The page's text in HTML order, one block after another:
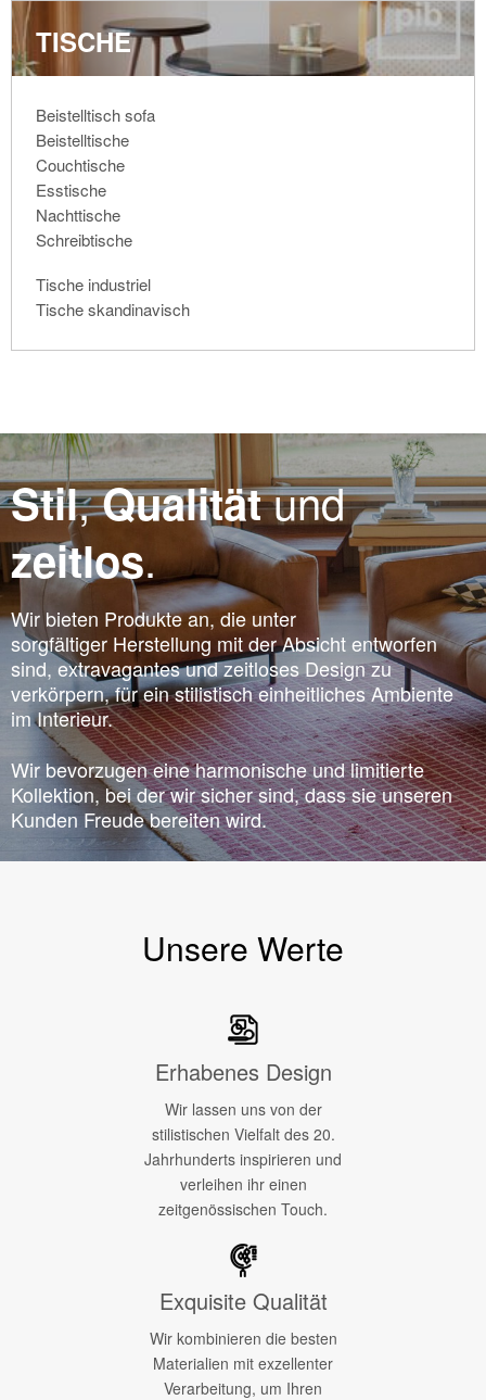
TISCHE
Beistelltisch sofa
Beistelltische
Couchtische
Esstische
Nachttische
Schreibtische
Tische industriel
Tische skandinavisch
Stil,Qualitätund
zeitlos.
Wir bieten Produkte an, die unter
sorgfältiger Herstellung mit der Absicht entworfen
sind, extravagantes und zeitloses Design zu
verkörpern, für ein stilistisch einheitliches Ambiente
im Interieur.
Wir bevorzugen eine harmonische und limitierte
Kollektion, bei der wir sicher sind, dass sie unseren
Kunden Freude bereiten wird.
Unsere Werte
Erhabenes Design
Wir lassen uns von der
stilistischen Vielfalt des 20.
Jahrhunderts inspirieren und
verleihen ihr einen
zeitgenössischen Touch.
Exquisite Qualität
Wir kombinieren die besten
Materialien mit exzellenter
Verarbeitung, um Ihren